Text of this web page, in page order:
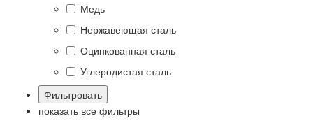
Медь
Нержавеющая сталь
Оцинкованная сталь
Углеродистая сталь
показать все фильтры